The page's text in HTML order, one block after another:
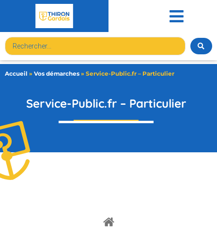
Accueil » Vos démarches » Service-Public.fr – Particulier
Service-Public.fr – Particulier